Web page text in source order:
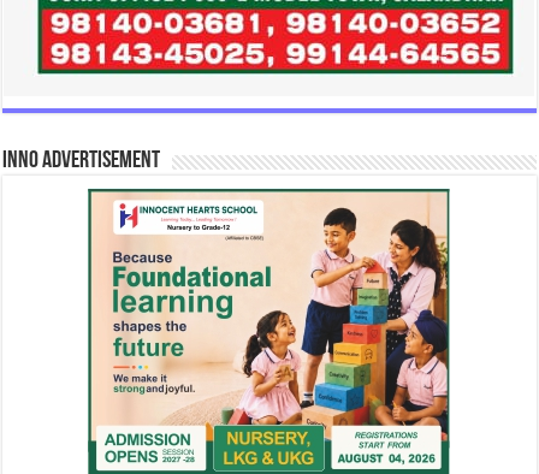
INNO Advertisement